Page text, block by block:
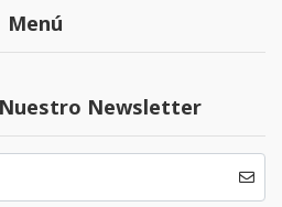
Menú
Newsletter